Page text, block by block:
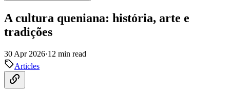
A cultura queniana: história, arte e
tradições
30 Apr 2026·12 min read
Articles